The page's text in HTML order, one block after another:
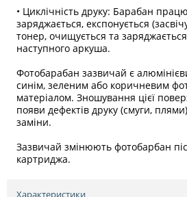
• Циклічність друку: Барабан
заряджається, експонується
тонер, очищується та
наступного аркуша.
Фотобарабан зазвичай є
синім, зеленим або коричневим
матеріалом. Зношування цієї
появи дефектів друку (смуги,
заміни.
Зазвичай змінюють фотобарбан
картриджа.
Характеристики